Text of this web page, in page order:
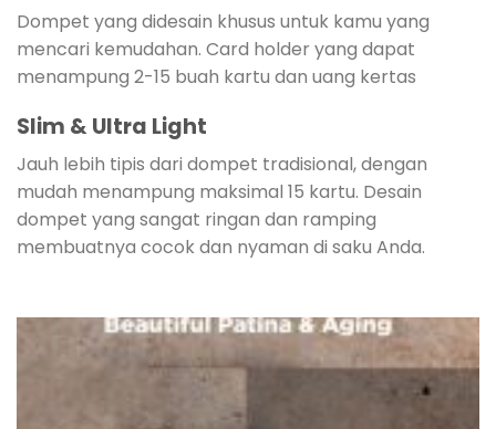
Dompet yang didesain khusus untuk kamu yang
mencari kemudahan. Card holder yang dapat
menampung 2-15 buah kartu dan uang kertas
Slim & Ultra Light
Jauh lebih tipis dari dompet tradisional, dengan
mudah menampung maksimal 15 kartu. Desain
dompet yang sangat ringan dan ramping
membuatnya cocok dan nyaman di saku Anda.